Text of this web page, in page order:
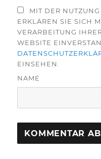
MIT DER
ERKLÄREN SIE SICH
VERARBEITUNG
WEBSITE
EINSEHEN.
NAME